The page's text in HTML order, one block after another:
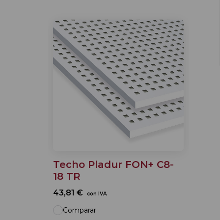
Techo Pladur FON+ C8-
18 TR
43,81 € con IVA
Comparar